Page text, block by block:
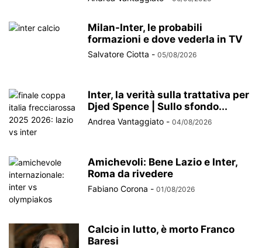
Milan-Inter, le probabili
formazioni e dove vederla in TV
Salvatore Ciotta - 05/08/2026
Inter, la verità sulla trattativa per
Djed Spence | Sullo sfondo...
Andrea Vantaggiato - 04/08/2026
Amichevoli: Bene Lazio e Inter,
Roma da rivedere
Fabiano Corona - 01/08/2026
Calcio in lutto, è morto Franco
Baresi